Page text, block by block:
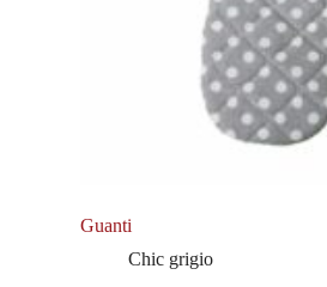
Guanti
Chic grigio